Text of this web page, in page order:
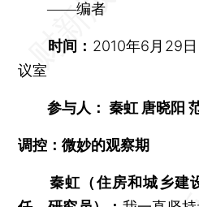
——编者
时间： 2010年6月29日
议室
参与人： 秦虹 唐晓阳
调控：微妙的观察期
秦虹（住房和城乡建